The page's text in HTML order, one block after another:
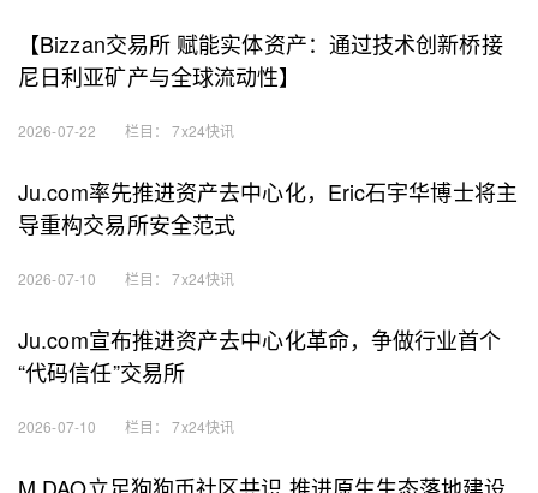
【Bizzan交易所 赋能实体资产：通过技术创新桥接
尼日利亚矿产与全球流动性】
2026-07-22 栏目：7x24快讯
Ju.com率先推进资产去中心化，Eric石宇华博士将主
导重构交易所安全范式
2026-07-10 栏目：7x24快讯
Ju.com宣布推进资产去中心化革命，争做行业首个
“代码信任”交易所
2026-07-10 栏目：7x24快讯